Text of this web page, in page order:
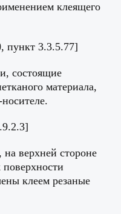
клеящего
3.3.5.77]
состоящие
материала,
верхней стороне
клеем резаные